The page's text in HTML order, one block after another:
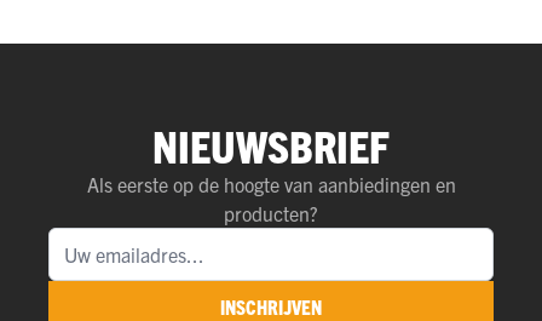
NIEUWSBRIEF
Als eerste op de hoogte van aanbiedingen en
producten?
INSCHRIJVEN